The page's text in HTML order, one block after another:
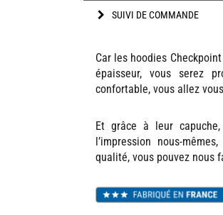
SUIVI DE COMMANDE
Car les hoodies
épaisseur, vous serez
confortable, vous allez
Et grâce à leur
l’impression nous-
qualité, vous pouvez nous